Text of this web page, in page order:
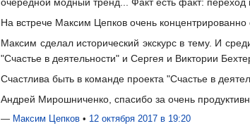
очередной модный тренд... Факт есть факт:
На встрече Максим Цепков очень
Максим сделал исторический экскурс в тему. И
"Счастье в деятельности" и Сергея и Виктории
Счастлива быть в команде проекта "Счастье в
Андрей Мирошниченко, спасибо за очень
— Максим Цепков • 12 октября 2017 в 19:20